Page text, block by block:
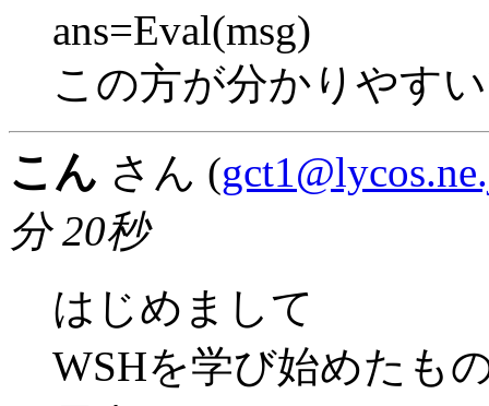
ans=Eval(msg)
この方が分かりやす
こん さん (
分 20秒
はじめまして
WSHを学び始めたも